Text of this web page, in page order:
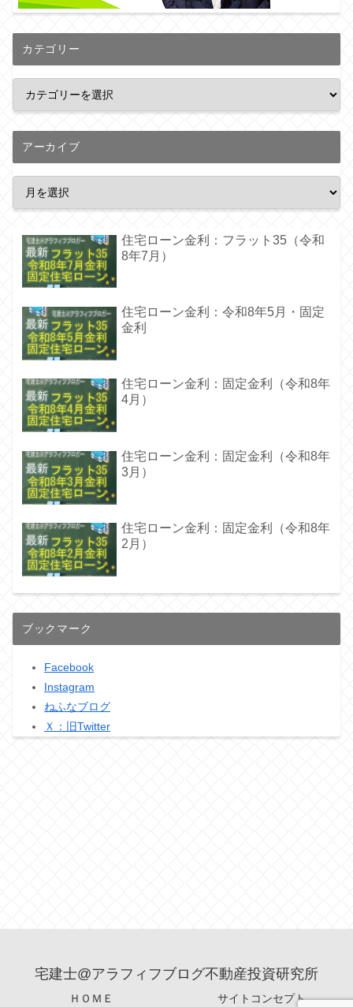
カテゴリー
アーカイブ
住宅ローン金利：フラット35（令和
8年7月）
住宅ローン金利：令和8年5月・固定
金利
住宅ローン金利：固定金利（令和8年
4月）
住宅ローン金利：固定金利（令和8年
3月）
住宅ローン金利：固定金利（令和8年
2月）
ブックマーク
Facebook
Instagram
ねふなブログ
Ｘ：旧Twitter
宅建士@アラフィフブログ不動産投資研究所
ＨＯＭＥ サイトコンセプト